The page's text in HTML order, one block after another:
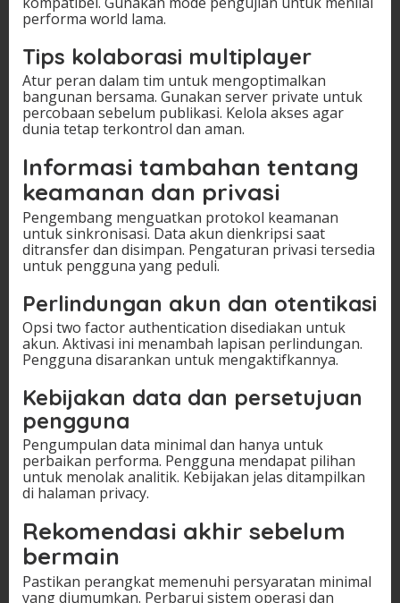
performa world lama.
Tips kolaborasi multiplayer
Atur peran dalam tim untuk mengoptimalkan
bangunan bersama. Gunakan server private untuk
percobaan sebelum publikasi. Kelola akses agar
dunia tetap terkontrol dan aman.
Informasi tambahan tentang
keamanan dan privasi
Pengembang menguatkan protokol keamanan
untuk sinkronisasi. Data akun dienkripsi saat
ditransfer dan disimpan. Pengaturan privasi tersedia
untuk pengguna yang peduli.
Perlindungan akun dan otentikasi
Opsi two factor authentication disediakan untuk
akun. Aktivasi ini menambah lapisan perlindungan.
Pengguna disarankan untuk mengaktifkannya.
Kebijakan data dan persetujuan
pengguna
Pengumpulan data minimal dan hanya untuk
perbaikan performa. Pengguna mendapat pilihan
untuk menolak analitik. Kebijakan jelas ditampilkan
di halaman privacy.
Rekomendasi akhir sebelum
bermain
Pastikan perangkat memenuhi persyaratan minimal
yang diumumkan. Perbarui sistem operasi dan